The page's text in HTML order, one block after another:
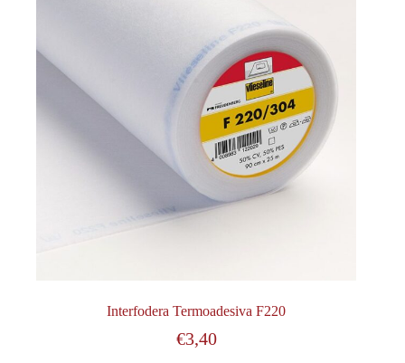
Interfodera Termoadesiva F220
€3,40